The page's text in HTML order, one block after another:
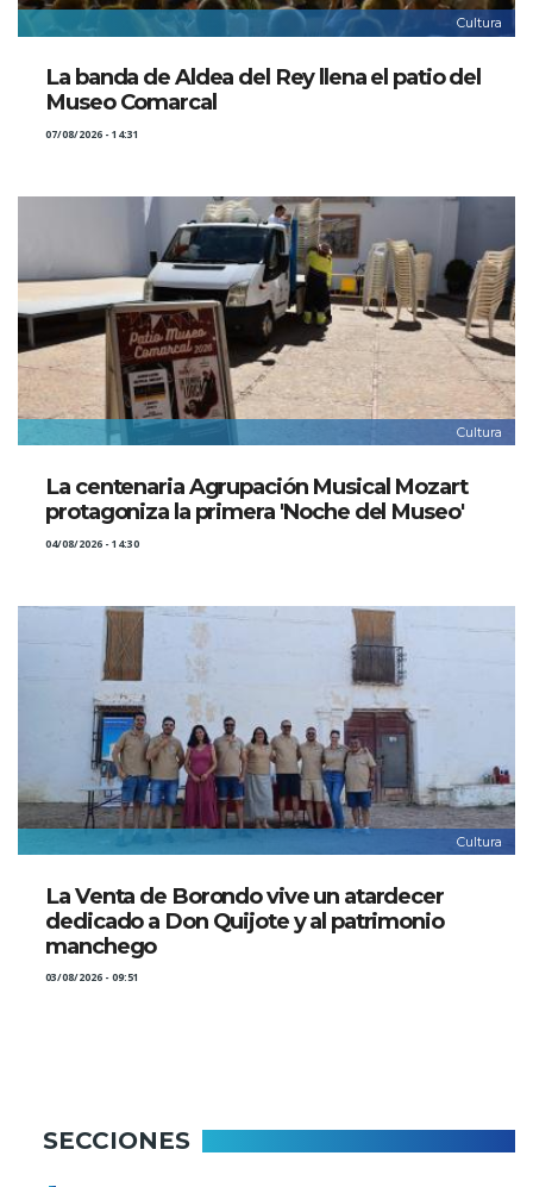
Cultura
La banda de Aldea del Rey llena el patio del
Museo Comarcal
07/08/2026 - 14:31
Cultura
La centenaria Agrupación Musical Mozart
protagoniza la primera 'Noche del Museo'
04/08/2026 - 14:30
Cultura
La Venta de Borondo vive un atardecer
dedicado a Don Quijote y al patrimonio
manchego
03/08/2026 - 09:51
SECCIONES